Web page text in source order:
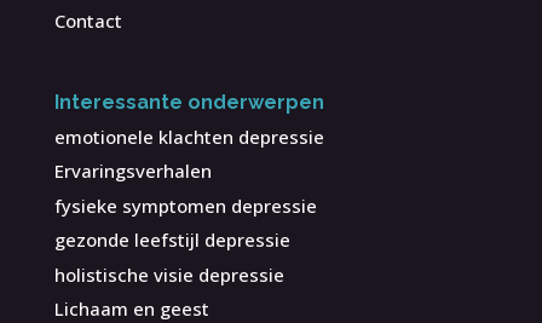
Contact
Interessante onderwerpen
emotionele klachten depressie
Ervaringsverhalen
fysieke symptomen depressie
gezonde leefstijl depressie
holistische visie depressie
Lichaam en geest